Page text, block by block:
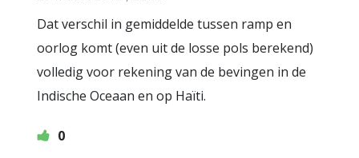
Dat verschil in gemiddelde tussen ramp en
oorlog komt (even uit de losse pols berekend)
volledig voor rekening van de bevingen in de
Indische Oceaan en op Haïti.
0